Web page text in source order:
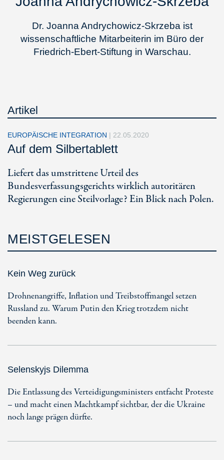
Dr. Joanna Andrychowicz-Skrzeba ist
wissenschaftliche Mitarbeiterin im Büro der
Friedrich-Ebert-Stiftung in Warschau.
Artikel
EUROPÄISCHE INTEGRATION | 22.05.2020
Auf dem Silbertablett
Liefert das umstrittene Urteil des
Bundesverfassungsgerichts wirklich autoritären
Regierungen eine Steilvorlage? Ein Blick nach Polen.
MEISTGELESEN
Kein Weg zurück
Drohnenangriffe, Inflation und Treibstoffmangel setzen
Russland zu. Warum Putin den Krieg trotzdem nicht
beenden kann.
Selenskyjs Dilemma
Die Entlassung des Verteidigungsministers entfacht Proteste
– und macht einen Machtkampf sichtbar, der die Ukraine
noch lange prägen dürfte.